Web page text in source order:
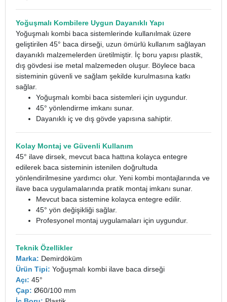
Yoğuşmalı Kombilere Uygun Dayanıklı Yapı
Yoğuşmalı kombi baca sistemlerinde kullanılmak üzere
geliştirilen 45° baca dirseği, uzun ömürlü kullanım sağlayan
dayanıklı malzemelerden üretilmiştir. İç boru yapısı plastik,
dış gövdesi ise metal malzemeden oluşur. Böylece baca
sisteminin güvenli ve sağlam şekilde kurulmasına katkı
sağlar.
Yoğuşmalı kombi baca sistemleri için uygundur.
45° yönlendirme imkanı sunar.
Dayanıklı iç ve dış gövde yapısına sahiptir.
Kolay Montaj ve Güvenli Kullanım
45° ilave dirsek, mevcut baca hattına kolayca entegre
edilerek baca sisteminin istenilen doğrultuda
yönlendirilmesine yardımcı olur. Yeni kombi montajlarında ve
ilave baca uygulamalarında pratik montaj imkanı sunar.
Mevcut baca sistemine kolayca entegre edilir.
45° yön değişikliği sağlar.
Profesyonel montaj uygulamaları için uygundur.
Teknik Özellikler
Marka: Demirdöküm
Ürün Tipi: Yoğuşmalı kombi ilave baca dirseği
Açı: 45°
Çap: Ø60/100 mm